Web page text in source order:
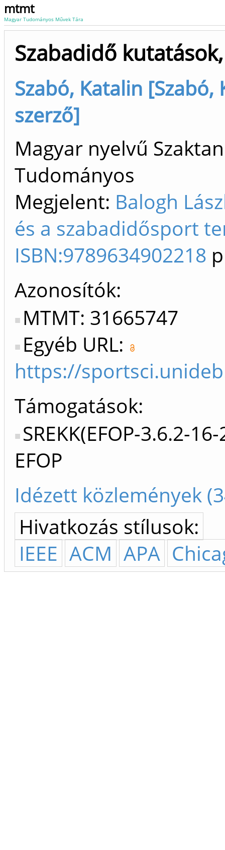
mtmt
Magyar Tudományos Művek Tára
Szabadidő
Szabó, Katalin
szerző]
Magyar nyelvű
Tudományos
Megjelent: Balogh
és a szabadidősport
ISBN:9789634902218
Azonosítók
MTMT: 31665747
Egyéb URL:
https://
Támogatások:
SREKK(EFOP-3.6.2-
EFOP
Idézett közlemények
Hivatkozás stílusok:
IEEE ACM APA